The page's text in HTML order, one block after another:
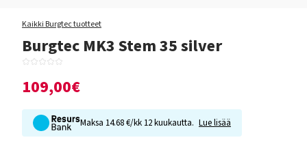
Kaikki Burgtec tuotteet
Burgtec MK3 Stem 35 silver
109,00€
Maksa 14.68 €/kk 12 kuukautta. Lue lisää